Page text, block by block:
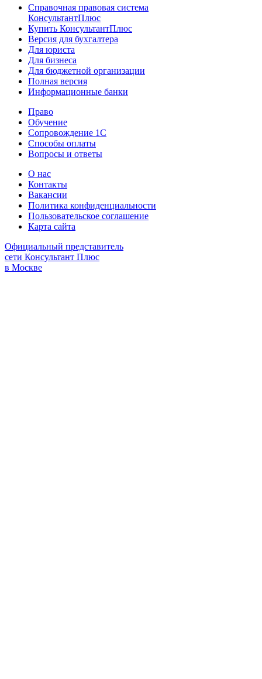
Справочная правовая система
КонсультантПлюс
Купить КонсультантПлюс
Версия для бухгалтера
Для юриста
Для бизнеса
Для бюджетной организации
Полная версия
Информационные банки
Право
Обучение
Сопровождение 1С
Способы оплаты
Вопросы и ответы
О нас
Контакты
Вакансии
Политика конфиденциальности
Пользовательское соглашение
Карта сайта
Официальный представитель
сети Консультант Плюс
в Москве